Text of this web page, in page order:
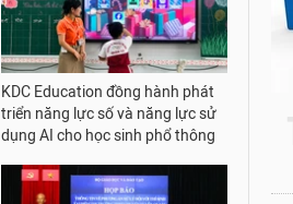
KDC Education đồng hành phát
triển năng lực số và năng lực sử
dụng AI cho học sinh phổ thông